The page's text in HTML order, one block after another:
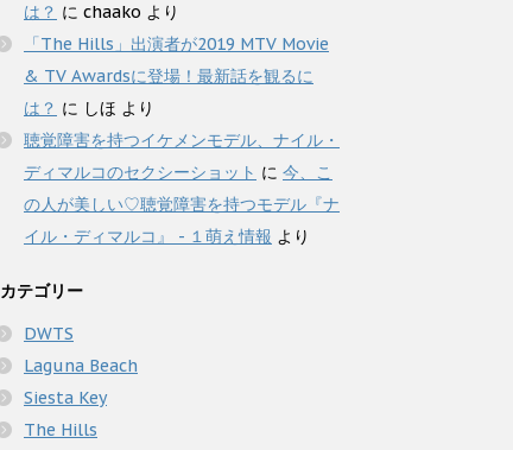
は？ に chaako より
「The Hills」出演者が2019 MTV Movie
& TV Awardsに登場！最新話を観るに
は？ に しほ より
聴覚障害を持つイケメンモデル、ナイル・
ディマルコのセクシーショット に 今、こ
の人が美しい♡聴覚障害を持つモデル『ナ
イル・ディマルコ』 - １萌え情報 より
カテゴリー
DWTS
Laguna Beach
Siesta Key
The Hills